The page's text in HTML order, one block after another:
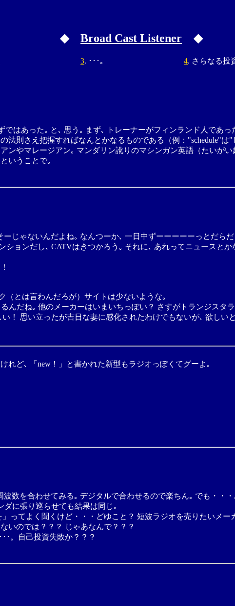
◆ Broad Cast Listener ◆
3. ･･･。 4. さらなる投
ではあった｡ と､ 思う｡ まず､ トレーナーがフィンランド人であ
法則さえ把握すればなんとかなるものである（例："schedule"は
ンやマレージアン｡ マンダリン訛りのマシンガン英語（たいが
いうことで｡
じゃないんだよね｡ なんつーか､ 一日中ずーーーーーっとだら
ションだし､ CATVはきつかろう｡ それに､ あれってニュースと
（とは言わんだろが）サイトは少ないような｡
んだね｡ 他のメーカーはいまいちっぽい？ さすがトランジスタ
！ 思い立ったが吉日な妻に感化されたわけでもないが､ 欲しい
れど､ 「new！」と書かれた新型もラジオっぽくてグーよ｡
波数を合わせてみる｡ デジタルで合わせるので楽ちん｡ でも・・・
に張り巡らせても結果は同じ｡
ってよく聞くけど・・・どゆこと？ 短波ラジオを売りたいメ
いのでは？？？ じゃあなんで？？？
･。自己投資失敗か？？？